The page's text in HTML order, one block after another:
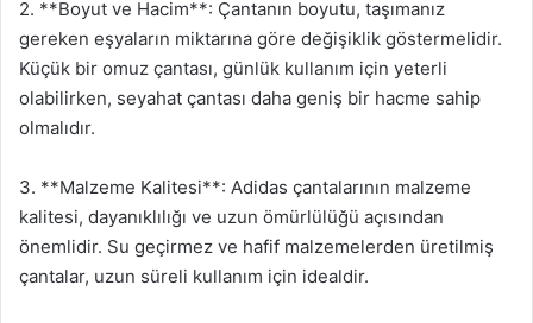
2. **Boyut ve Hacim**: Çantanın boyutu, taşımanız
gereken eşyaların miktarına göre değişiklik göstermelidir.
Küçük bir omuz çantası, günlük kullanım için yeterli
olabilirken, seyahat çantası daha geniş bir hacme sahip
olmalıdır.
3. **Malzeme Kalitesi**: Adidas çantalarının malzeme
kalitesi, dayanıklılığı ve uzun ömürlülüğü açısından
önemlidir. Su geçirmez ve hafif malzemelerden üretilmiş
çantalar, uzun süreli kullanım için idealdir.